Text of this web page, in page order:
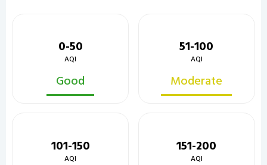
0-50
AQI
Good
51-100
AQI
Moderate
101-150
AQI
151-200
AQI